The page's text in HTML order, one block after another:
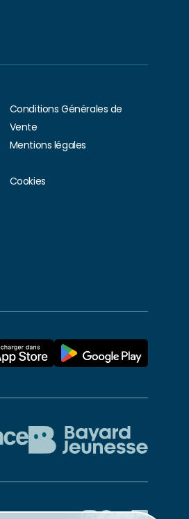
Conditions Générales de
Vente
Mentions légales
Cookies